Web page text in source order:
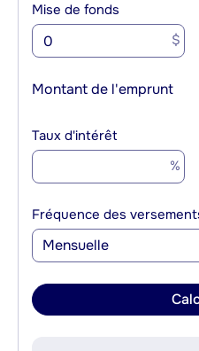
Mise de fonds
$
Montant de l'emprunt
Taux d'intérêt
%
Fréquence des
Mensuelle